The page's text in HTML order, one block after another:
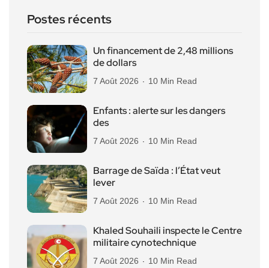
Postes récents
Un financement de 2,48 millions
de dollars
7 Août 2026 10 Min Read
Enfants : alerte sur les dangers
des
7 Août 2026 10 Min Read
Barrage de Saïda : l’État veut
lever
7 Août 2026 10 Min Read
Khaled Souhaili inspecte le Centre
militaire cynotechnique
7 Août 2026 10 Min Read